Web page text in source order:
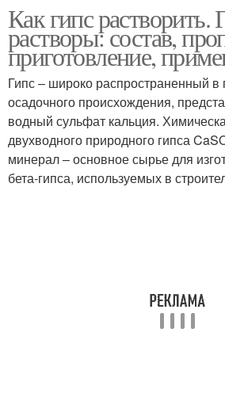
Как гипс растворить.
растворы: состав,
приготовление,
Гипс – широко распространенный
осадочного происхождения,
водный сульфат кальция.
двухводного природного гипса
минерал – основное сырье для
бета-гипса, используемых в